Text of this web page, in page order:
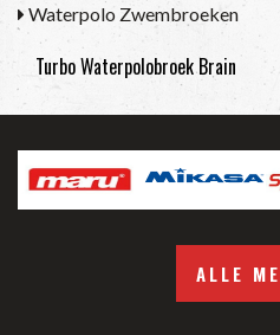
Waterpolo Zwembroeken
Turbo Waterpolobroek Brain
ALLE